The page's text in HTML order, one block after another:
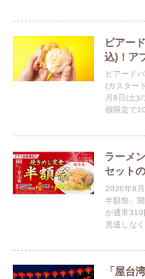
ビアー
込)！ア
ビアード
(カスター
月8日(土)
個限定で
ラーメ
セット
2026年8
半額祭」
が通常
見逃しなく
「屋台